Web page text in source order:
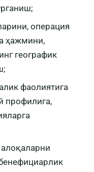
операция
ҳажмини,
географик
фаолиятига
профилига,